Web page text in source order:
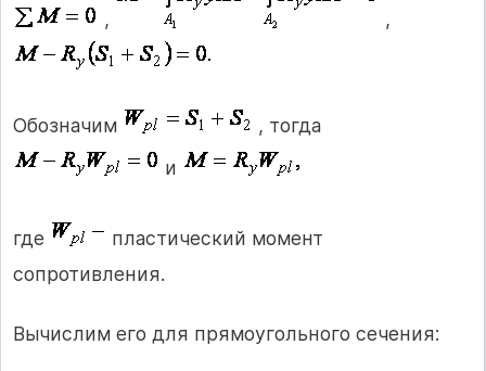
, ,
Обозначим
, тогда
и
где
пластический момент
сопротивления.
Вычислим его для прямоугольного сечения: